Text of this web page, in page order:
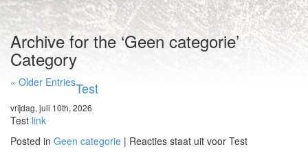
Archive for the ‘Geen categorie’
Category
« Older EntriesTest
vrijdag, juli 10th, 2026
Test link
Posted in Geen categorie | Reacties staat uit voor Test